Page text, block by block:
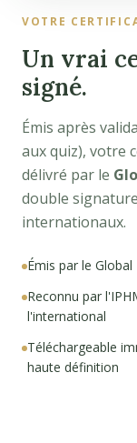
VOTRE
Un vrai
signé.
Émis après
aux quiz), votre
délivré par le
double
internationaux.
Émis par le
Reconnu par
l'international
Téléchargeable
haute définition